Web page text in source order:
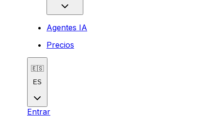
Agentes IA
Precios
🇪🇸
ES
Entrar